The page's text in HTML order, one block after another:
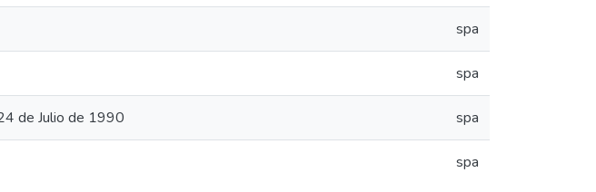
spa
spa
de Julio de 1990 spa
spa